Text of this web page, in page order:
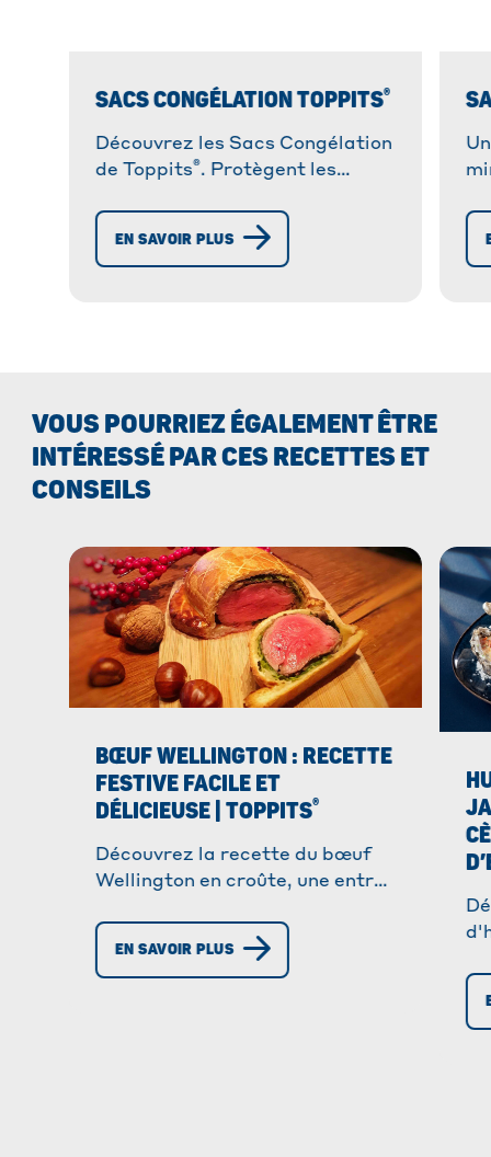
SACS CONGÉLATION TOPPITS®
Découvrez les Sacs Congélation
de Toppits®. Protègent les
givre. Simples à utiliser !
EN SAVOIR PLUS
VOUS POURRIEZ ÉGALEMENT ÊTRE
INTÉRESSÉ PAR CES RECETTES ET
CONSEILS
BŒUF WELLINGTON : RECETTE
FESTIVE FACILE ET
DÉLICIEUSE | TOPPITS®
Découvrez la recette du bœuf
Wellington en croûte, une entrée
champignons, pâte feuilletée et
viande tendre. Parfaite pour
EN SAVOIR PLUS